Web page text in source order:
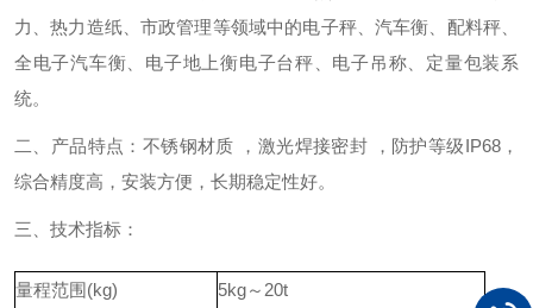
力、热力造纸、市政管理等领域中的电子秤、汽车衡、配料秤、
全电子汽车衡、电子地上衡电子台秤、电子吊称、定量包装系
统。
二、产品特点：不锈钢材质 ，激光焊接密封 ，防护等级IP68，
综合精度高，安装方便，长期稳定性好。
三、技术指标：
量程范围(kg) 5kg～20t